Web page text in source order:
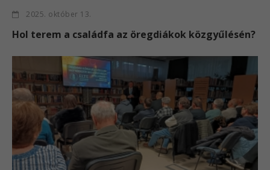
2025. október 13.
Hol terem a családfa az öregdiákok közgyűlésén?